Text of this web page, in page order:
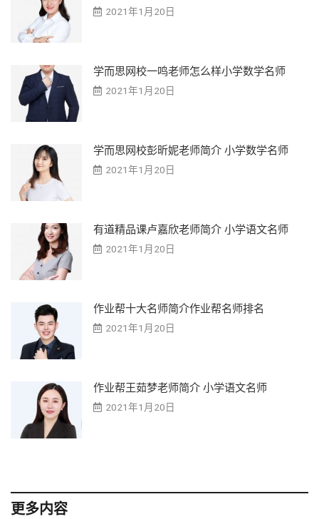
2021年1月20日
学而思网校一鸣老师怎么样小学数学名师
2021年1月20日
学而思网校彭昕妮老师简介 小学数学名师
2021年1月20日
有道精品课卢嘉欣老师简介 小学语文名师
2021年1月20日
作业帮十大名师简介作业帮名师排名
2021年1月20日
作业帮王茹梦老师简介 小学语文名师
2021年1月20日
更多内容